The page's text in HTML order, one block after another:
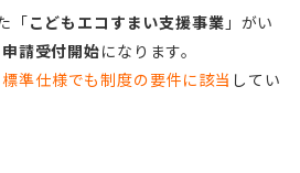
「こどもエコすまい支援事業 」がい
請受付開始になります。
標準仕様でも制度の要件に該当 してい